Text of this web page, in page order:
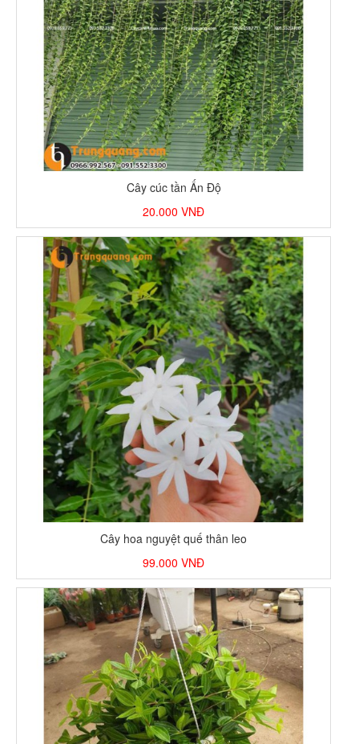
Cây cúc tần Ấn Độ
20.000 VNĐ
Cây hoa nguyệt quế thân leo
99.000 VNĐ